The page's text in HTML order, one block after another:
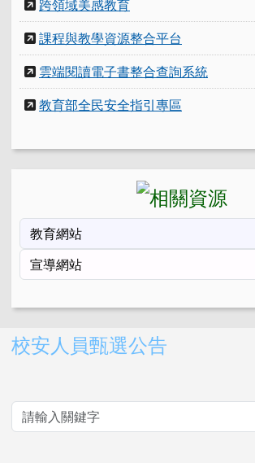
跨領域美感教育
課程與教學資源整合平台
雲端閱讀電子書整合查詢系統
教育部全民安全指引專區
右邊區域內容
校安人員甄選公告